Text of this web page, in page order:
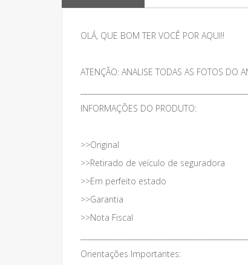
OLÁ, QUE BOM TER VOCÊ POR AQUI!!
ATENÇÃO: ANALISE TODAS AS FOTOS DO
INFORMAÇÕES DO PRODUTO:
>>Original
>>Retirado de veículo de seguradora
>>Em perfeito estado
>>Garantia
>>Nota Fiscal
Orientações Importantes: